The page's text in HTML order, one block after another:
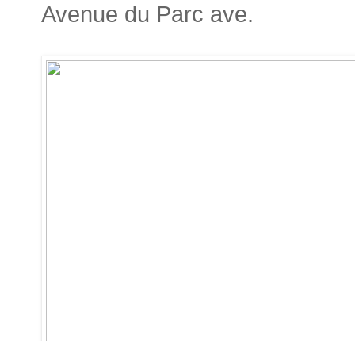
Avenue du Parc ave.